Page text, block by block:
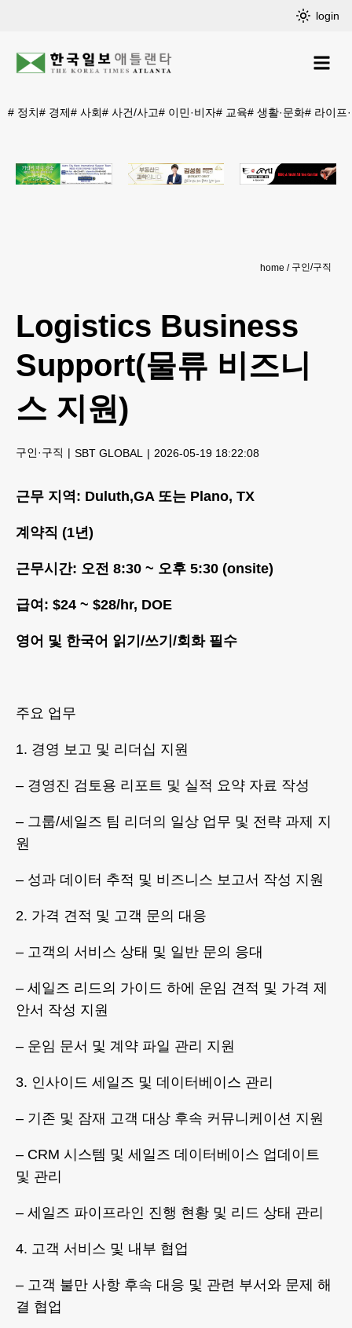
login
# 정치# 경제# 사회# 사건/사고# 이민·비자# 교육# 생활·문화# 라이프
home 구인/구직
Logistics Business
Support(물류 비즈니
스 지원)
구인·구직 SBT GLOBAL 2026-05-19 18:22:08
근무 지역: Duluth,GA 또는 Plano, TX
계약직 (1년)
근무시간: 오전 8:30 ~ 오후 5:30 (onsite)
급여: $24 ~ $28/hr, DOE
영어 및 한국어 읽기/쓰기/회화 필수
주요 업무
1. 경영 보고 및 리더십 지원
– 경영진 검토용 리포트 및 실적 요약 자료 작성
– 그룹/세일즈 팀 리더의 일상 업무 및 전략 과제 지
원
– 성과 데이터 추적 및 비즈니스 보고서 작성 지원
2. 가격 견적 및 고객 문의 대응
– 고객의 서비스 상태 및 일반 문의 응대
– 세일즈 리드의 가이드 하에 운임 견적 및 가격 제
안서 작성 지원
– 운임 문서 및 계약 파일 관리 지원
3. 인사이드 세일즈 및 데이터베이스 관리
– 기존 및 잠재 고객 대상 후속 커뮤니케이션 지원
– CRM 시스템 및 세일즈 데이터베이스 업데이트
및 관리
– 세일즈 파이프라인 진행 현황 및 리드 상태 관리
4. 고객 서비스 및 내부 협업
– 고객 불만 사항 후속 대응 및 관련 부서와 문제 해
결 협업